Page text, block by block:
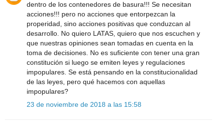
dentro de los contenedores de basura!!! Se necesitan
acciones!!! pero no acciones que entorpezcan la
properidad, sino acciones positivas que conduzcan al
desarrollo. No quiero LATAS, quiero que nos escuchen y
que nuestras opiniones sean tomadas en cuenta en la
toma de decisiones. No es suficiente con tener una gran
constitución si luego se emiten leyes y regulaciones
impopulares. Se está pensando en la constitucionalidad
de las leyes, pero qué hacemos con aquellas
impopulares?
23 de noviembre de 2018 a las 15:58